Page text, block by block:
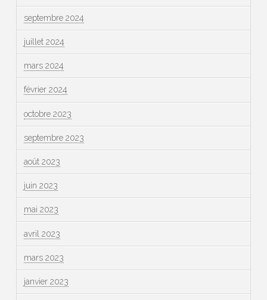
septembre 2024
juillet 2024
mars 2024
février 2024
octobre 2023
septembre 2023
août 2023
juin 2023
mai 2023
avril 2023
mars 2023
janvier 2023